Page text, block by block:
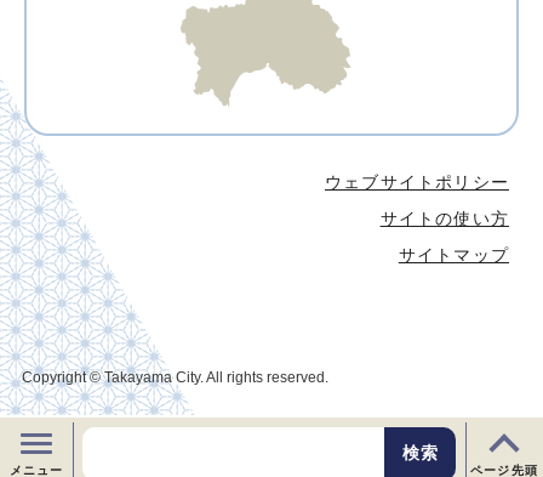
メニュー ページ先頭
ウェブサイトポリシー
サイトの使い方
サイトマップ
Copyright © Takayama City. All rights reserved.